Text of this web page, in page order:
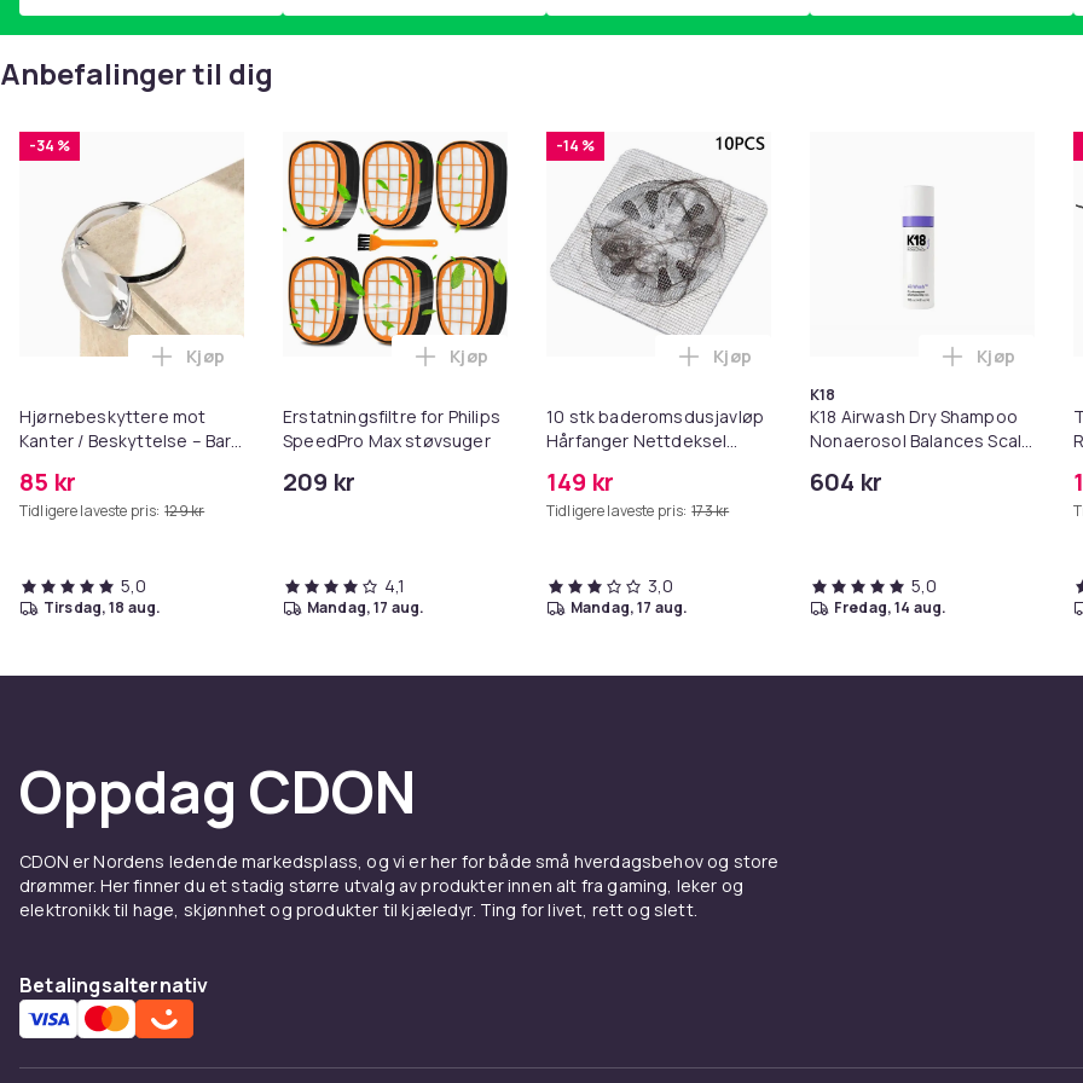
Anbefalinger til dig
-34 %
Hjørnebeskyttere mot
Kanter / Beskyttelse – Barn
85 kr
Tidligere laveste pris: 129 kr
Legg Hjørnebeskyttere mot Kanter / Beskyttelse – Barn - 20-pack i handlekurven
Kjøp
5,0
tirsdag, 18 aug.
Erstatningsfiltre for Philips
SpeedPro Max støvsuger
209 kr
Legg Erstatningsfiltre for Philips SpeedPro Max støvsuger i handlekurven
Kjøp
4,1
mandag, 17 aug.
-14 %
10 stk baderomsdusjavløp
Hårfanger Nettdeksel
149 kr
Tidligere laveste pris: 173 kr
Legg 10 stk baderomsdusjavløp
Kjøp
3,0
mandag, 17 aug.
K18
K18 Airwash Dry Shampoo
Nonaerosol Balances Scalp
604 kr
Legg K18
Kjøp
5,0
fredag, 14 aug.
Oppdag CDON
CDON er Nordens ledende markedsplass, og vi er her for både små hverdagsbehov og store
drømmer. Her finner du et stadig større utvalg av produkter innen alt fra gaming, leker og
elektronikk til hage, skjønnhet og produkter til kjæledyr. Ting for livet, rett og slett.
Betalingsalternativ